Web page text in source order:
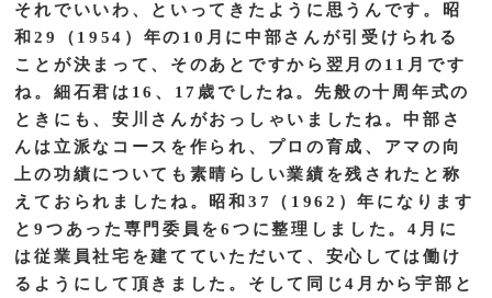
それでいいわ、といってきたように思うんです。昭
和29（1954）年の10月に中部さんが引受けられる
ことが決まって、そのあとですから翌月の11月です
ね。細石君は16、17歳でしたね。先般の十周年式の
ときにも、安川さんがおっしゃいましたね。中部さ
んは立派なコースを作られ、プロの育成、アマの向
上の功績についても素晴らしい業績を残されたと称
えておられましたね。昭和37（1962）年になります
と9つあった専門委員を6つに整理しました。4月に
は従業員社宅を建てていただいて、安心しては働け
るようにして頂きました。そして同じ4月から宇部と